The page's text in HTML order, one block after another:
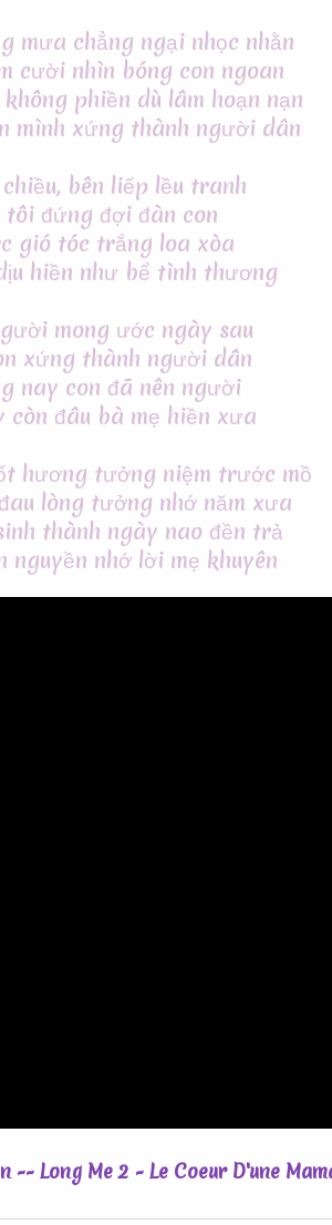
mưa chẳng ngại nhọc nhằn
cười nhìn bóng con ngoan
phiền dù lâm hoạn nạn
mình xứng thành người dân
bên liếp lều tranh
tôi đứng đợi đàn con
gió tóc trắng loa xòa
hiền như bể tình thương
mong ước ngày sau
xứng thành người dân
nay con đã nên người
còn đâu bà mẹ hiền xưa
hương tưởng niệm trước mồ
lòng tưởng nhớ năm xưa
thành ngày nao đền trả
nguyền nhớ lời mẹ khuyên